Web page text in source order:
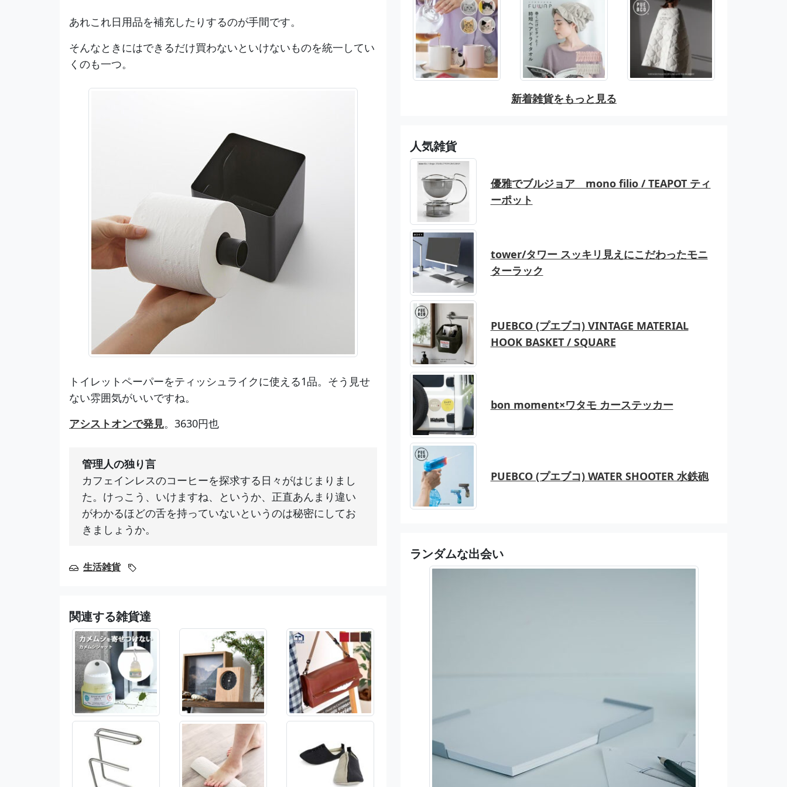
あれこれ日用品を補充したりするのが手間です。
そんなときにはできるだけ買わないといけないものを統一してい
くのも一つ。
トイレットペーパーをティッシュライクに使える1品。そう見せ
ない雰囲気がいいですね。
アシストオンで発見。3630円也
管理人の独り言
カフェインレスのコーヒーを探求する日々がはじまりまし
た。けっこう、いけますね、というか、正直あんまり違い
がわかるほどの舌を持っていないというのは秘密にしてお
きましょうか。
生活雑貨
関連する雑貨達
新着雑貨をもっと見る
人気雑貨
優雅でブルジョア mono filio / TEAPOT ティ
ーポット
tower/タワー スッキリ見えにこだわったモニ
ターラック
PUEBCO (プエブコ) VINTAGE MATERIAL
HOOK BASKET / SQUARE
bon moment×ワタモ カーステッカー
PUEBCO (プエブコ) WATER SHOOTER 水鉄砲
ランダムな出会い